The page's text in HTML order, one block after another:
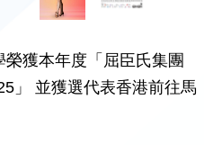
榮獲本年度「屈臣氏集團
」 並獲選代表香港前往馬